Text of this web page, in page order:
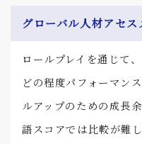
グローバル人材アセス
ロールプレイを通じて
どの程度パフォーマン
ルアップのための成長
語スコアでは比較が難